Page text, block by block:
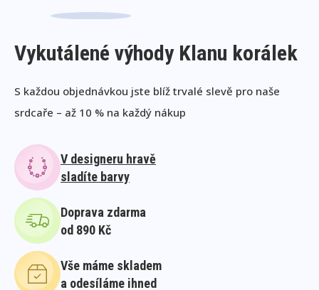
Vykutálené výhody Klanu korálek
S každou objednávkou jste blíž trvalé slevě pro naše
srdcaře – až 10 % na každý nákup
V designeru hravě
sladíte barvy
Doprava zdarma
od 890 Kč
Vše máme skladem
a odesíláme ihned